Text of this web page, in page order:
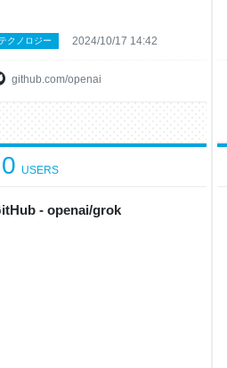
github.com/openai
クノロジー 2024/10/17 14:42
- openai/grok
USERS